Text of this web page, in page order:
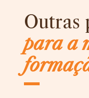
Outras
para a